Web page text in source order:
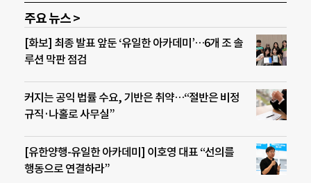
주요 뉴스 >
[화보] 최종 발표 앞둔 ‘유일한 아카데미’…6개 조 솔
루션 막판 점검
커지는 공익 법률 수요, 기반은 취약…“절반은 비정
규직·나홀로 사무실”
[유한양행-유일한 아카데미] 이호영 대표 “선의를
행동으로 연결하라”